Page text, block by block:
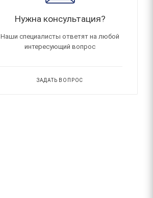
Нужна консультация?
Наши специалисты ответят на любой
интересующий вопрос
ЗАДАТЬ ВОПРОС